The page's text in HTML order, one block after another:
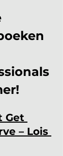
Get
– Lois